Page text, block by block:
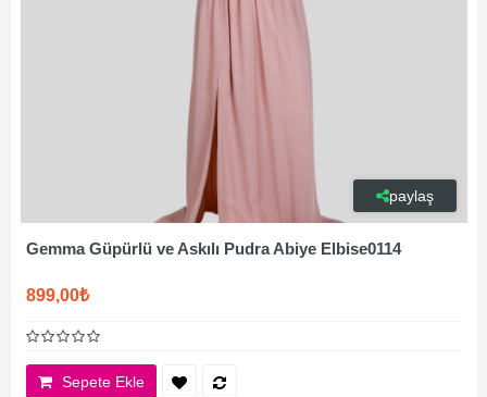
paylaş
Gemma Güpürlü ve Askılı Pudra Abiye Elbise0114
899,00₺
Sepete Ekle